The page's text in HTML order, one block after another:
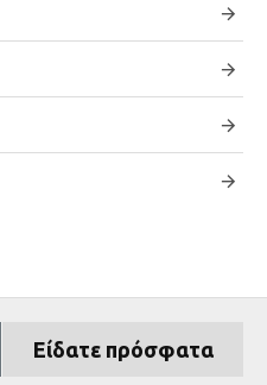
ορισμένα χρώματα μπορεί
να
όλα τα χρώματα χαλιών.
Είδατε πρόσφατα